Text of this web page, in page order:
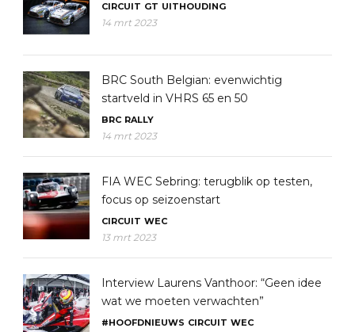
CIRCUIT GT UITHOUDING
14 mrt 2023
BRC South Belgian: evenwichtig
startveld in VHRS 65 en 50
BRC RALLY
14 mrt 2023
FIA WEC Sebring: terugblik op testen,
focus op seizoenstart
CIRCUIT WEC
13 mrt 2023
Interview Laurens Vanthoor: “Geen idee
wat we moeten verwachten”
#HOOFDNIEUWS CIRCUIT WEC